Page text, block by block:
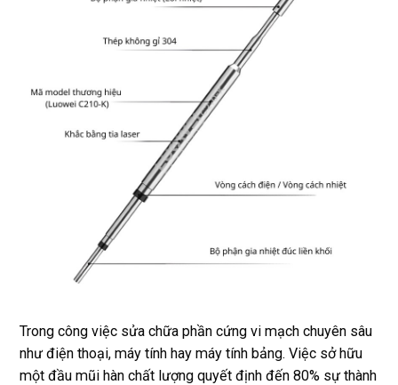
Trong công việc sửa chữa phần cứng vi mạch chuyên sâu
như điện thoại, máy tính hay máy tính bảng. Việc sở hữu
một đầu mũi hàn chất lượng quyết định đến 80% sự thành